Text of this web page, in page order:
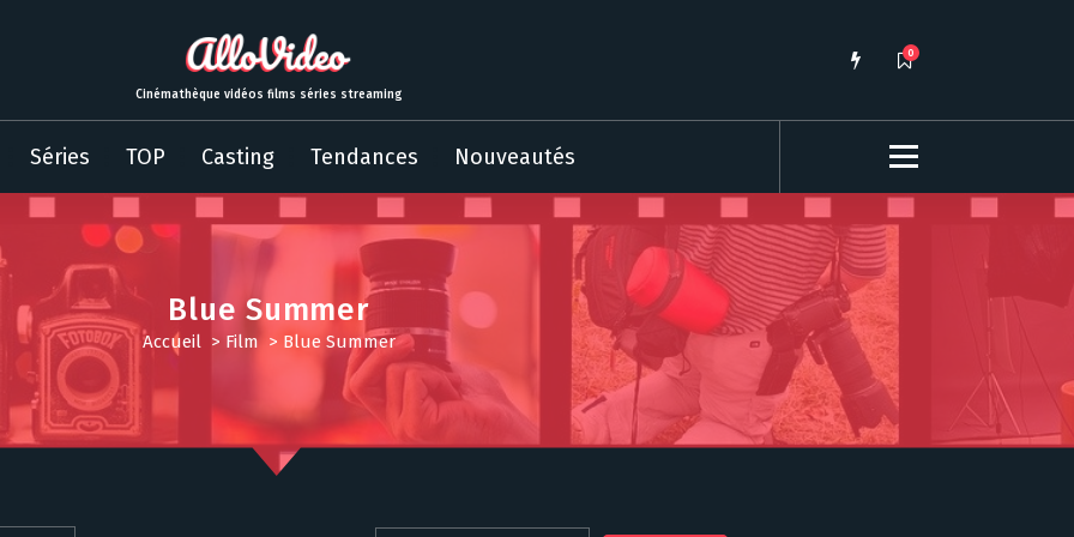
Cinémathèque vidéos films séries streaming
0
Séries TOP Casting Tendances Nouveautés
Blue Summer
Accueil > Film> Blue Summer